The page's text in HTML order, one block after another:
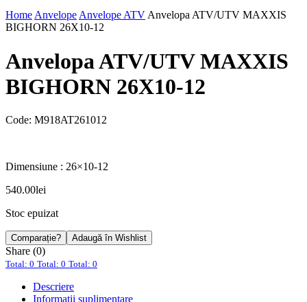
Home Anvelope Anvelope ATV Anvelopa ATV/UTV MAXXIS
BIGHORN 26X10-12
Anvelopa ATV/UTV MAXXIS
BIGHORN 26X10-12
Code: M918AT261012
Dimensiune : 26×10-12
540.00lei
Stoc epuizat
Comparație? Adaugă în Wishlist
Share (0)
Total: 0 Total: 0 Total: 0
Descriere
Informații suplimentare